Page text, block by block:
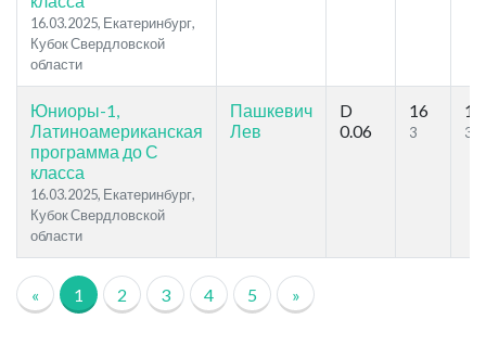
16.03.2025, Екатеринбург,
Кубок Свердловской
области
Юниоры-1,
Латиноамериканская
программа до С
класса
16.03.2025, Екатеринбург,
Кубок Свердловской
области
Пашкевич
Лев
D
0.06
16
3
16
3
« 1 2 3 4 5 »